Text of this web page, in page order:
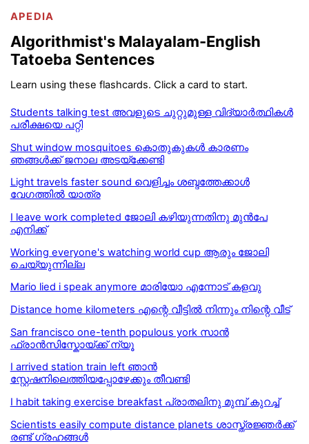
APEDIA
Algorithmist's Malayalam-English
Tatoeba Sentences
Learn using these flashcards. Click a card to start.
Students talking test അവളുടെ ചുറ്റുമുള്ള വിദ്യാർത്ഥികൾ
പരീക്ഷയെ പറ്റി
Shut window mosquitoes കൊതുകുകൾ കാരണം
ഞങ്ങൾക്ക് ജനാല അടയ്ക്കേണ്ടി
Light travels faster sound വെളിച്ചം ശബ്ദത്തേക്കാള്‍
വേഗത്തില്‍ യാത്ര
I leave work completed ജോലി കഴിയുന്നതിനു മുന്‍പേ
എനിക്ക്
Working everyone's watching world cup ആരും ജോലി
ചെയ്യുന്നില്ല
Mario lied i speak anymore മാരിയോ എന്നോട് കളവു
Distance home kilometers എന്റെ വീട്ടിൽ നിന്നും നിന്റെ വീട്
San francisco one-tenth populous york സാൻ
ഫ്രാൻസിസ്കോയ്ക്ക് ന്യൂ
I arrived station train left ഞാൻ
സ്റ്റേഷനിലെത്തിയപ്പോഴേക്കും തീവണ്ടി
I habit taking exercise breakfast പ്രാതലിനു മുമ്പ് കുറച്ച്
Scientists easily compute distance planets ശാസ്ത്രജ്ഞർക്ക്
രണ്ട് ഗ്രഹങ്ങൾ